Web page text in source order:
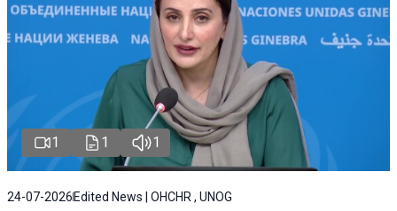
1 1 1
24-07-2026 Edited News | OHCHR , UNOG